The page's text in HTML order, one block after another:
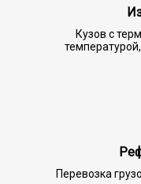
Кузов с
Перевозка